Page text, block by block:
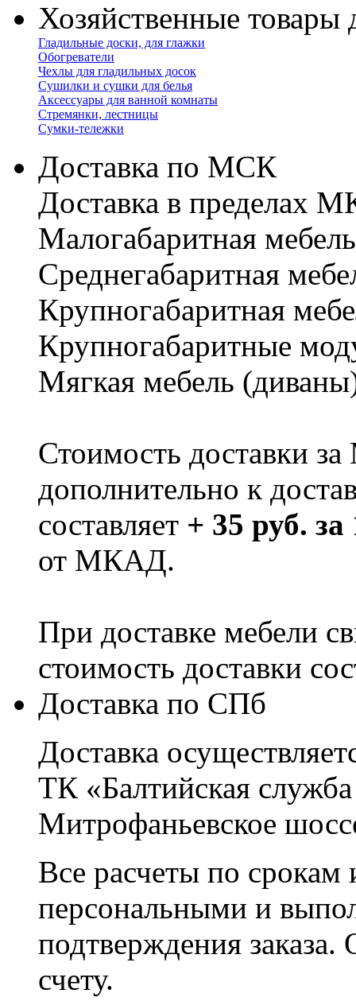
Хозяйственные товары
Гладильные доски, для глажки
Обогреватели
Чехлы для гладильных досок
Сушилки и сушки для белья
Аксессуары для ванной комнаты
Стремянки, лестницы
Сумки-тележки
Доставка по МСК
Доставка в пределах
Малогабаритная
Cреднегабаритная
Крупногабаритная
Крупногабаритные
Мягкая мебель
Стоимость доставки
дополнительно к
составляет + 35 руб.
от МКАД.
При доставке мебели
стоимость доставки
Доставка по СПб
Доставка
ТК «Балтийская
Митрофаньевское
Все расчеты по срокам
персональными и
подтверждения заказа.
счету.